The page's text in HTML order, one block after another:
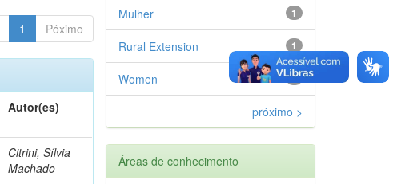
1 Póximo
Autor(es)
Citrini, Sílvia
Machado
1
Mulher
1
Rural Extension
1
Women
próximo >
Áreas de conhecimento